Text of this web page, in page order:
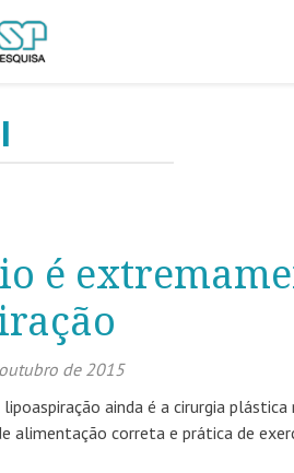
é
de 2015
lipoaspiração ainda é a cirurgia
alimentação correta e prática de